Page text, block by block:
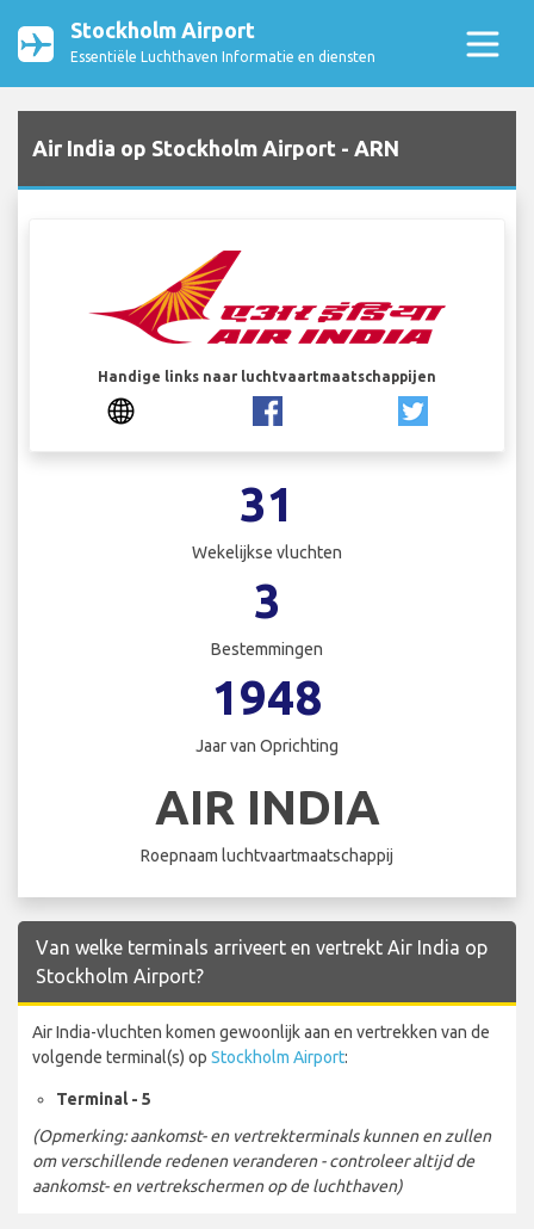
Stockholm Airport
Essentiële Luchthaven Informatie en diensten
Air India op Stockholm Airport - ARN
Handige links naar luchtvaartmaatschappijen
31
Wekelijkse vluchten
3
Bestemmingen
1948
Jaar van Oprichting
AIR INDIA
Roepnaam luchtvaartmaatschappij
Van welke terminals arriveert en vertrekt Air India op
Stockholm Airport?
Air India-vluchten komen gewoonlijk aan en vertrekken van de
volgende terminal(s) op Stockholm Airport:
Terminal - 5
(Opmerking: aankomst- en vertrekterminals kunnen en zullen
om verschillende redenen veranderen - controleer altijd de
aankomst- en vertrekschermen op de luchthaven)